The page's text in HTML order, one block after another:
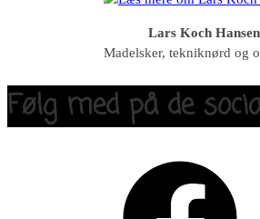
Lars Koch Hansen
Madelsker, tekniknørd og
Følg med på de